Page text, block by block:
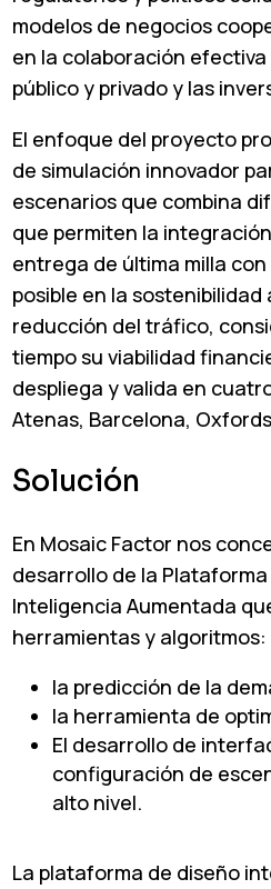
modelos de negocios
en la colaboración
público y privado y las
El enfoque del proyecto
de simulación innovador
escenarios que combina
que permiten la
entrega de última milla
posible en la sostenibilidad
reducción del tráfico,
tiempo su viabilidad
despliega y valida en
Atenas, Barcelona,
Solución
En Mosaic Factor nos
desarrollo de la
Inteligencia Aumentada
herramientas y algoritmos:
la predicción de la
la herramienta de
El desarrollo de
configuración de
alto nivel.
La plataforma de diseño